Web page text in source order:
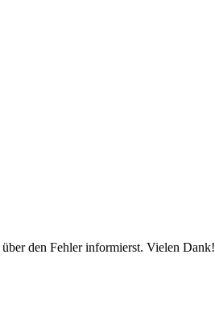
über den Fehler informierst. Vielen Dank!